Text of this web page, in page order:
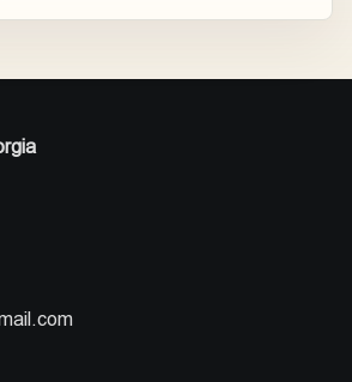
და დაჯავშნა
დროის, ფასებისა და